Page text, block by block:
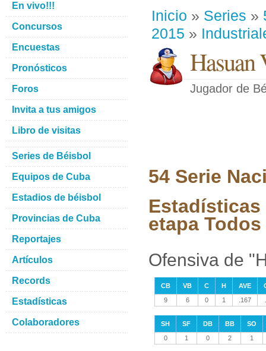
Inicio » Series »
2015 »
Hasuan
Jugador de
54 Serie
Estadísticas
etapa
Ofensiva de
CB VB C H AVE
9
6 0 1 .167
SH SF DB BB
SO
0
1 0 2 1
En vivo!!!
Concursos
Encuestas
Pronósticos
Foros
Invita a tus amigos
Libro de visitas
Series de Béisbol
Equipos de Cuba
Estadios de béisbol
Provincias de Cuba
Reportajes
Artículos
Records
Estadísticas
Colaboradores